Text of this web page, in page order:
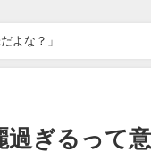
よな？」
ぎるって意